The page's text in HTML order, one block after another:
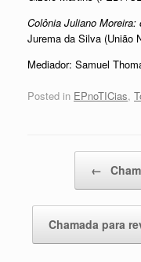
Colônia Juliano
Jurema da Silva (União
Mediador: Samuel
Posted in EPnoTICias,
←
Chamada para